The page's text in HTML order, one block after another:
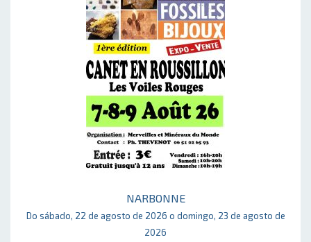
NARBONNE
Do sábado, 22 de agosto de 2026 o domingo, 23 de agosto de
2026